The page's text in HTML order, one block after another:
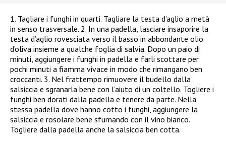
1. Tagliare i funghi in quarti. Tagliare la testa d’aglio a metà
in senso trasversale. 2. In una padella, lasciare insaporire la
testa d’aglio rovesciata verso il basso in abbondante olio
d’oliva insieme a qualche foglia di salvia. Dopo un paio di
minuti, aggiungere i funghi in padella e farli scottare per
pochi minuti a fiamma vivace in modo che rimangano ben
croccanti. 3. Nel frattempo rimuovere il budello dalla
salsiccia e sgranarla bene con l’aiuto di un coltello. Togliere i
funghi ben dorati dalla padella e tenere da parte. Nella
stessa padella dove hanno cotto i funghi, aggiungere la
salsiccia e rosolare bene sfumando con il vino bianco.
Togliere dalla padella anche la salsiccia ben cotta.